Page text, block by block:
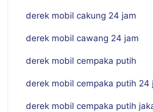
derek mobil cakung 24 jam
derek mobil cawang 24 jam
derek mobil cempaka putih
derek mobil cempaka putih 24
derek mobil cempaka putih